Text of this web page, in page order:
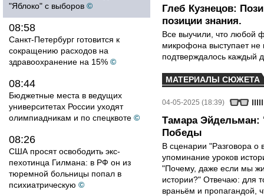
"Яблоко" с выборов ©
08:58
Санкт-Петербург готовится к
сокращению расходов на
здравоохранение на 15% ©
08:44
Бюджетные места в ведущих
университетах России уходят
олимпиадникам и по спецквоте ©
08:26
США просят освободить экс-
пехотинца Гилмана: в РФ он из
тюремной больницы попал в
психиатрическую ©
Глеб Кузнецов:
позиции знания.
Все выучили, что любой
микрофона выступает не
подтверждалось каждый
МАТЕРИАЛЫ СЮЖЕТА
04-05-2025 (18:39)
Тамара Эйдельман:
Победы
В сценарии "Разговора о
упоминание уроков
"Почему, даже если мы
истории?" Отвечаю: для
враньём и пропагандой,